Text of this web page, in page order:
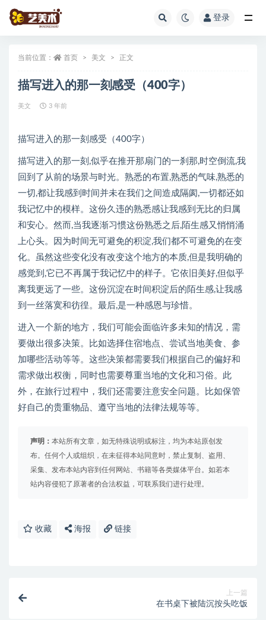
登录
当前位置： 首页 美文 正文
描写进入的那一刻感受（400字）
美文 3 年前
描写进入的那一刻感受（400字）
描写进入的那一刻,似乎在推开那扇门的一刹那,时空倒流,我
回到了从前的场景与时光。熟悉的布置,熟悉的气味,熟悉的
一切,都让我感到时间并未在我们之间造成隔阂,一切都还如
我记忆中的模样。这份久违的熟悉感让我感到无比的归属
和安心。然而,当我逐渐习惯这份熟悉之后,陌生感又悄悄涌
上心头。因为时间无可避免的积淀,我们都不可避免的在变
化。虽然这些变化没有改变这个地方的本质,但是我明确的
感觉到,它已不再属于我记忆中的样子。它依旧美好,但似乎
离我更远了一些。这份沉淀在时间积淀后的陌生感,让我感
到一丝落寞和彷徨。最后,是一种感恩与珍惜。
进入一个新的地方，我们可能会面临许多未知的情况，需
要做出很多决策。比如选择住宿地点、尝试当地美食、参
加哪些活动等等。这些决策都需要我们根据自己的偏好和
需求做出权衡，同时也需要尊重当地的文化和习俗。此
外，在旅行过程中，我们还需要注意安全问题。比如保管
好自己的贵重物品、遵守当地的法律法规等等。
声明： 本站所有文章，如无特殊说明或标注，均为本站原创发
布。任何个人或组织，在未征得本站同意时，禁止复制、盗用、
采集、发布本站内容到任何网站、书籍等各类媒体平台。如若本
站内容侵犯了原著者的合法权益，可联系我们进行处理。
收藏 海报 链接
上一篇
在书桌下被陆沉按头吃饭